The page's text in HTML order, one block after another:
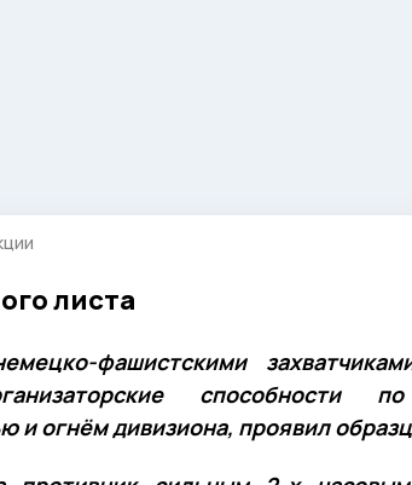
листа
фашистскими
способности
и огнём дивизиона, проявил